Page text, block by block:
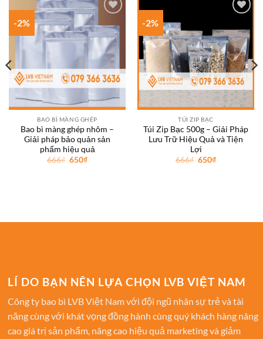
-2%
wishlist
BAO BÌ MÀNG GHÉP
Bao bì màng ghép nhôm –
Giải pháp bảo quản sản
phẩm hiệu quả
666₫ Giá
650₫Giá
-2%
wishlist
TÚI ZIP BẠC
Túi Zip Bạc 500g – Giải Pháp
Lưu Trữ Hiệu Quả và Tiện
Lợi
666₫ Giá
650₫Giá
LÍ DO BẠN NÊN LỰA CHỌN LVB VIỆT NAM
Công ty bao bì LVB Việt Nam với đội ngũ nhân sự trẻ và tài
năng cùng với khát vọng đồng hành cùng quý khách hàng nâng
cao giá trị sản phẩm, nâng cao hiệu quả marketing và giảm